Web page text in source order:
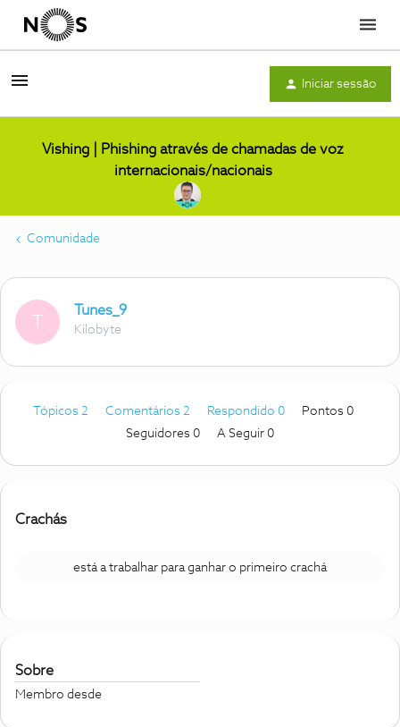
Menu
Iniciar sessão
Vishing | Phishing através de chamadas de voz
internacionais/nacionais
Comunidade
Tunes_9
Kilobyte
Tópicos 2 Comentários 2 Respondido 0
Pontos 0
Seguidores 0 A Seguir 0
Crachás
está a trabalhar para ganhar o primeiro crachá
Sobre
Membro desde